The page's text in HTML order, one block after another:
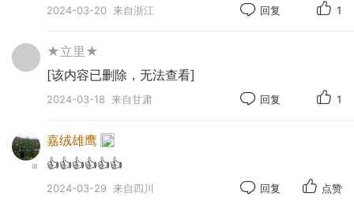
2024-03-20 来自浙江 回复 1
★立里★
[该内容已删除，无法查看]
2024-03-18 来自甘肃 回复 1
嘉绒雄鹰
👍👍👍👍👍👍
2024-03-29 来自四川 回复 点赞